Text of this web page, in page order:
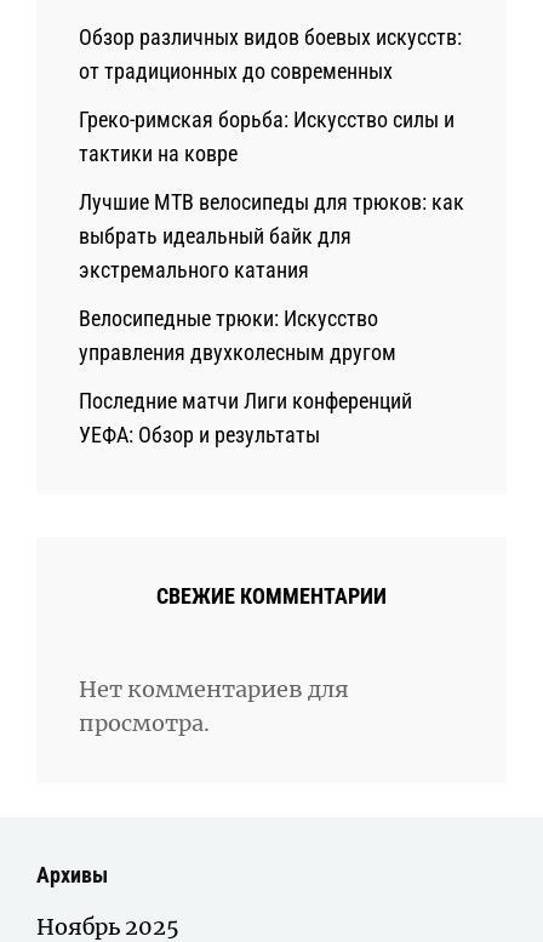
Обзор различных видов боевых искусств:
от традиционных до современных
Греко-римская борьба: Искусство силы и
тактики на ковре
Лучшие MTB велосипеды для трюков: как
выбрать идеальный байк для
экстремального катания
Велосипедные трюки: Искусство
управления двухколесным другом
Последние матчи Лиги конференций
УЕФА: Обзор и результаты
СВЕЖИЕ КОММЕНТАРИИ
Нет комментариев для
просмотра.
Архивы
Ноябрь 2025